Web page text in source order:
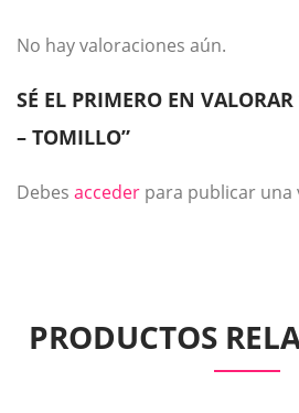
No hay valoraciones aún.
SÉ EL PRIMERO EN VALORAR
– TOMILLO”
Debes acceder para publicar una
PRODUCTOS